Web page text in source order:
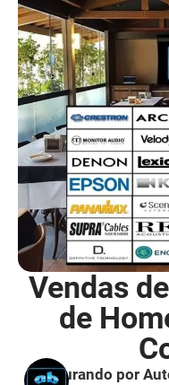
Vendas
de
Procurando por